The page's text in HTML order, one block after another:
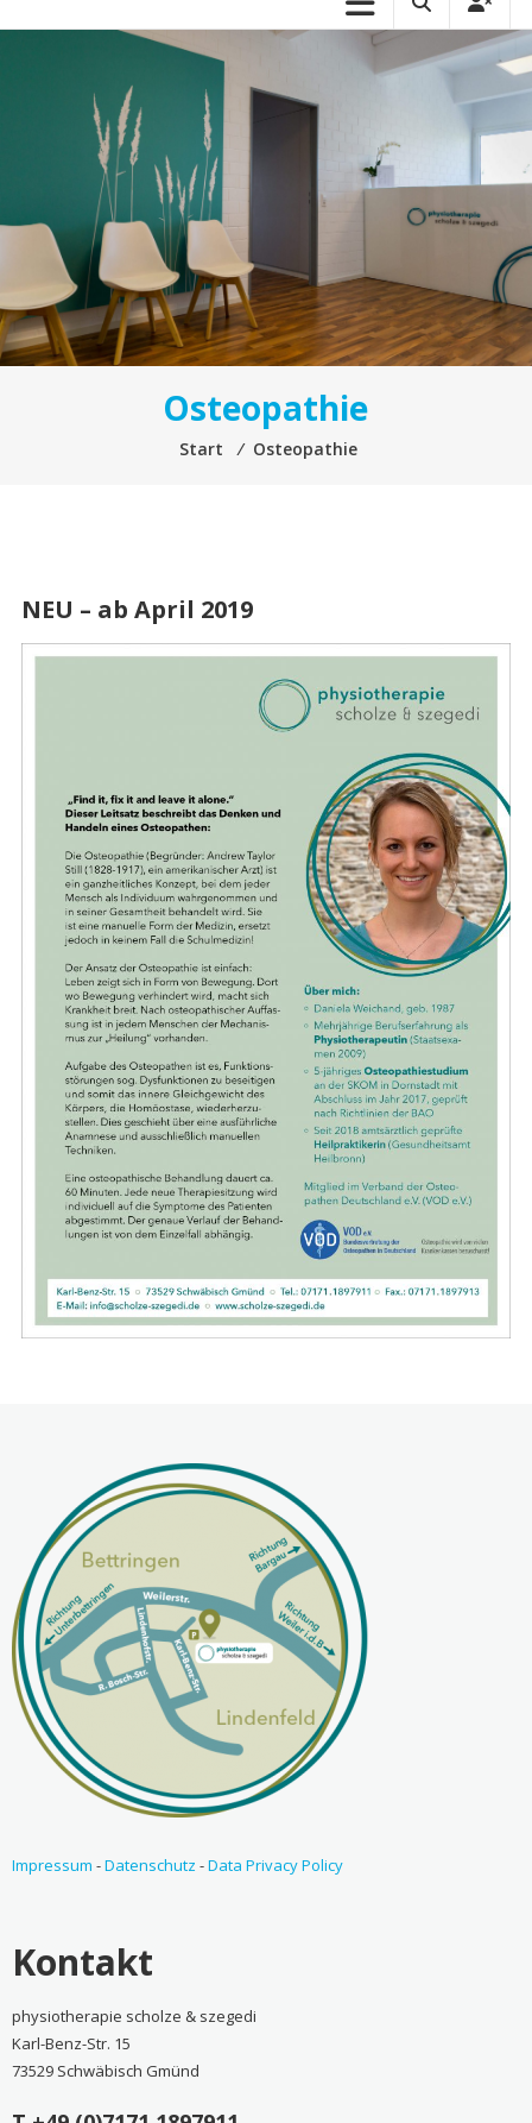
Osteopathie
Start ⁄ Osteopathie
NEU – ab April 2019
Impressum -Datenschutz -Data Privacy Policy
Kontakt
physiotherapie scholze & szegedi
Karl-Benz-Str. 15
73529 Schwäbisch Gmünd